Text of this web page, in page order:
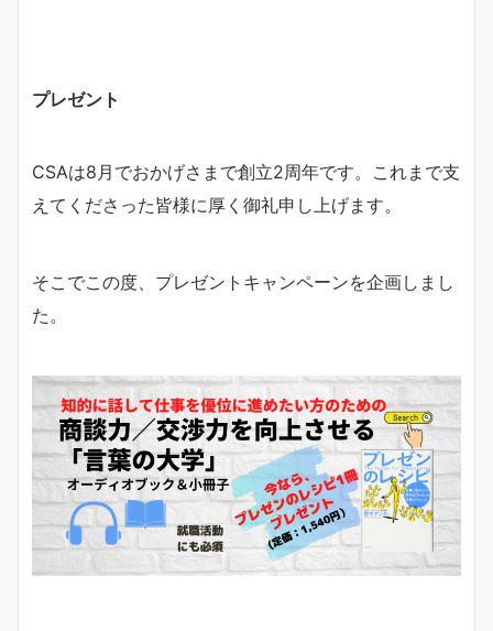
プレゼント
CSAは8月でおかげさまで創立2周年です。これまで支
えてくださった皆様に厚く御礼申し上げます。
そこでこの度、プレゼントキャンペーンを企画しまし
た。